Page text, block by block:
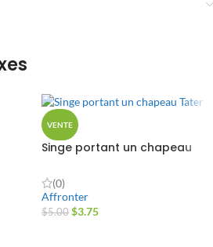
VENTE
Singe portant un chapeau
(0)
Affronter
$5.00 $3.75